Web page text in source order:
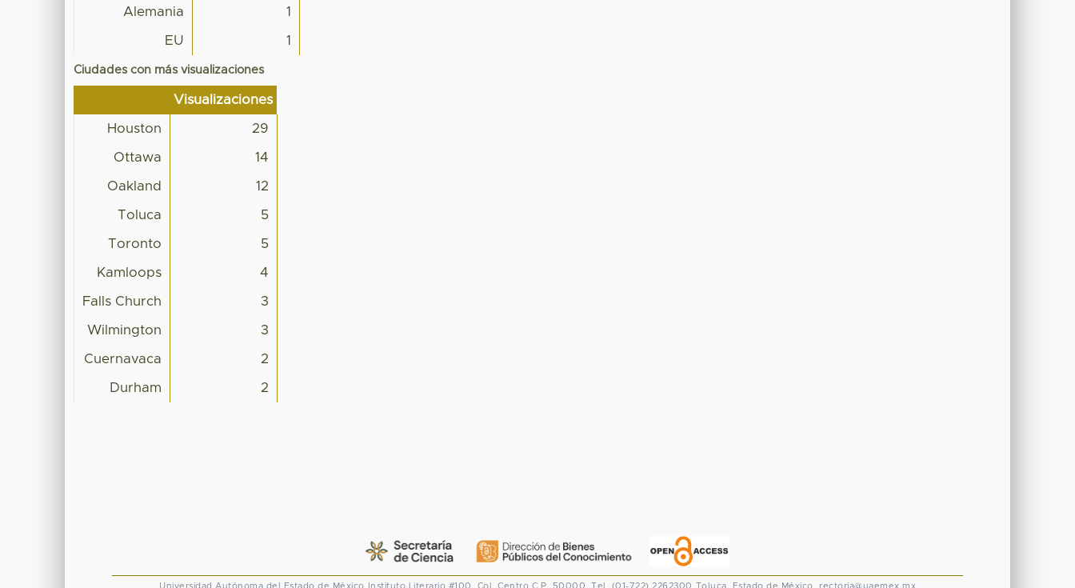
Alemania 1
EU 1
Ciudades con más visualizaciones
Visualizaciones
Houston 29
Ottawa 14
Oakland 12
Toluca 5
Toronto 5
Kamloops 4
Falls Church 3
Wilmington 3
Cuernavaca 2
Durham 2
Universidad Autónoma del Estado de México Instituto Literario #100. Col. Centro C.P. 50000. Tel. (01-722) 2262300 Toluca, Estado de México. rectoria@uaemex.mx